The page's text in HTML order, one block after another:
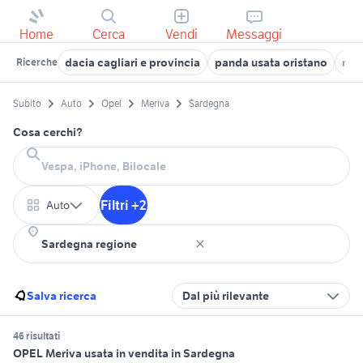
Home Cerca Vendi Messaggi
Ricerche dacia cagliari e provincia panda usata oristano rav
Subito Auto Opel Meriva Sardegna
Cosa cerchi?
Auto Filtri +2
Salva ricerca Dal più rilevante
46 risultati
OPEL Meriva usata in vendita in Sardegna